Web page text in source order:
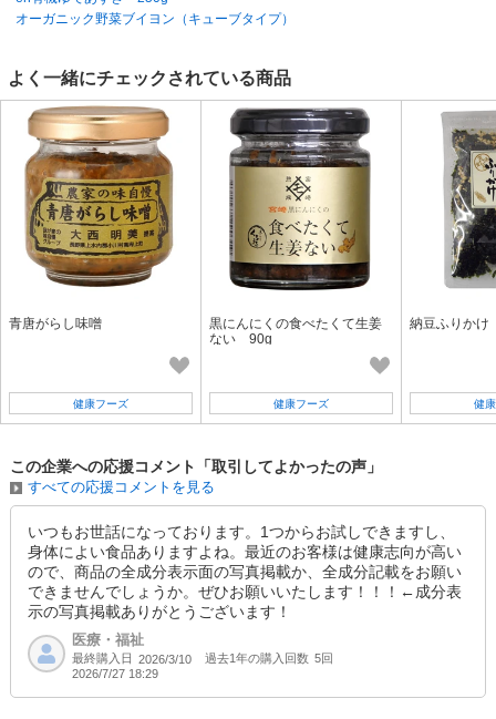
オーガニック野菜ブイヨン（キューブタイプ）
よく一緒にチェックされている商品
青唐がらし味噌
健康フーズ
黒にんにくの食べたくて生姜
ない 90g
健康フーズ
納豆ふりかけ
健
この企業への応援コメント「取引してよかったの声」
すべての応援コメントを見る
いつもお世話になっております。1つからお試しできますし、
身体によい食品ありますよね。最近のお客様は健康志向が高い
ので、商品の全成分表示面の写真掲載か、全成分記載をお願い
できませんでしょうか。ぜひお願いいたします！！！←成分表
示の写真掲載ありがとうございます！
医療・福祉
最終購入日 2026/3/10 過去1年の購入回数 5回
2026/7/27 18:29